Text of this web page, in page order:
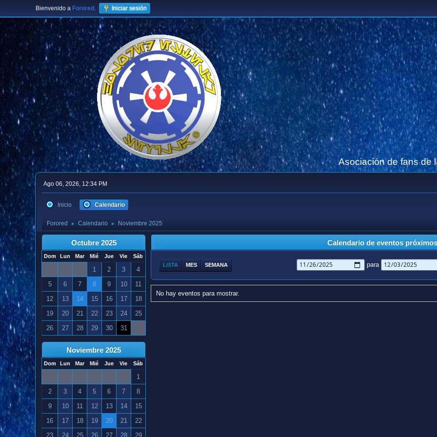
Bienvenido a Forored . Iniciar sesión
Asociación de fans de
Ago 06, 2026, 12:34 PM
Inicio Calendario
Forored ► Calendario ► Noviembre 2025
Octubre 2025
Dom Lun Mar Mié Jue Vie Sáb
1 2 3
4
5
6 7 8 9 10
11
12
13 14 15 16 17
18
19
20 21 22 23 24
25
26
27 28 29 30 31
Noviembre 2025
Dom Lun Mar Mié Jue Vie Sáb
1
2
3 4 5 6 7
8
9
10 11 12 13 14
15
16
17 18 19 20 21
22
23
24 25 26 27 28 29
Calendario de eventos próximos
LISTA MES SEMANA para
No hay eventos para mostrar.